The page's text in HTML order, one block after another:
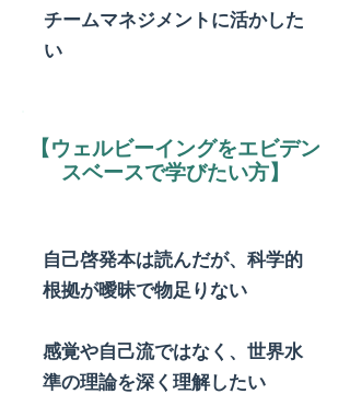
チームマネジメントに活かした
い
【​ウェルビーイングをエビデン
スベースで学びたい方】
自己啓発本は読んだが、科学的
根拠が曖昧で物足りない
感覚や自己流ではなく、世界水
準の理論を深く理解したい